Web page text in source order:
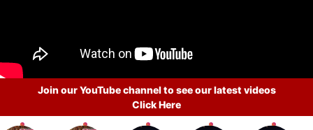
Join our YouTube channel to see our latest videos
Click Here